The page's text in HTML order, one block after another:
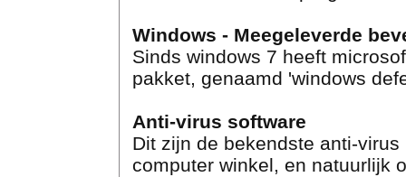
Windows - Meegeleverde
Sinds windows 7 heeft
pakket, genaamd 'windows
Anti-virus software
Dit zijn de bekendste anti-
computer winkel, en natuurlijk